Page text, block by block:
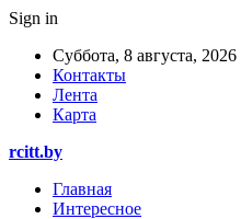
Sign in
Суббота, 8 августа, 2026
Контакты
Лента
Карта
rcitt.by
Главная
Интересное